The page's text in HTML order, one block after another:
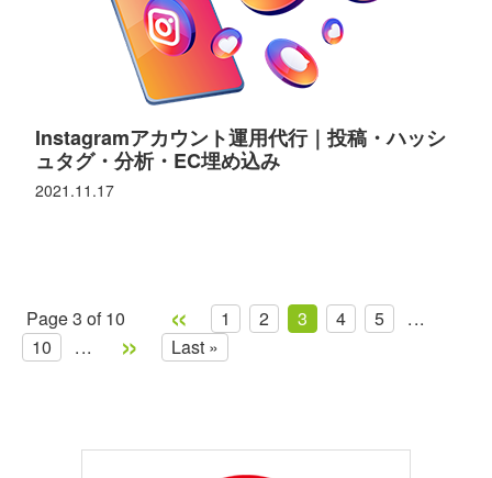
2021.11.17
Instagramアカウント運用代行｜投稿・ハッシ
ュタグ・分析・EC埋め込み
Page 3 of 10 « 1 2 3 4 5
...
10
... » Last »